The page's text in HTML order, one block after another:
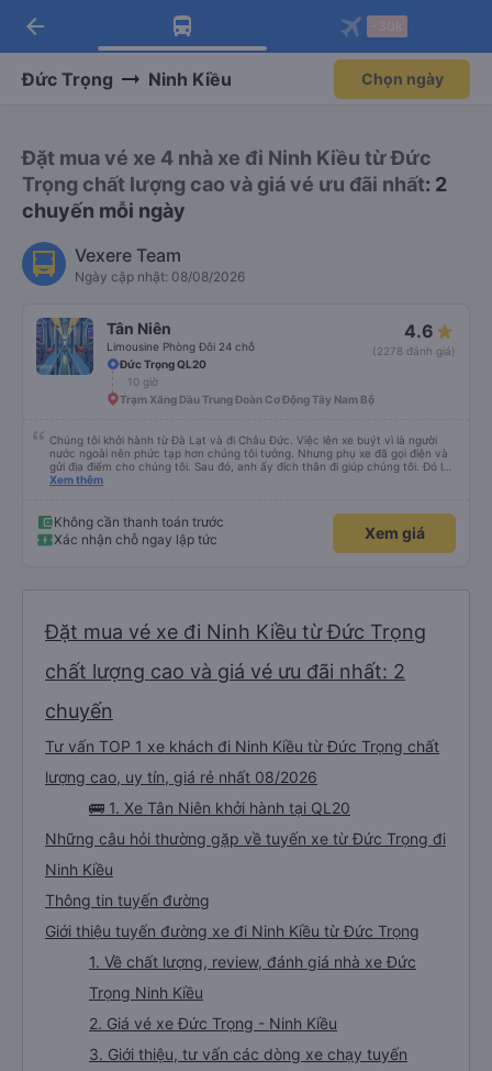
Tải app Vexere ngay!
Nhận ưu đãi thành viên độc
Mở app
Tải app Vexere
-30k/ghế khi đặt vé máy bay qua
Mở app
arrow_back
Đức Trọng Ninh Kiều Chọn ngày
Đặt mua vé xe 4 nhà xe đi Ninh Kiều từ Đức
Trọng chất lượng cao và giá vé ưu đãi nhất: 2
chuyến mỗi ngày
Vexere Team
Ngày cập nhật: 08/08/2026
Tân Niên
Limousine Phòng Đôi 24 chỗ
4.6
(2278 đánh giá)
Đức Trọng QL20
10 giờ
Trạm Xăng Dầu Trung Đoàn Cơ Động Tây Nam Bộ
Chúng tôi khởi hành từ Đà Lạt và đi Châu Đức. Việc lên xe buýt vì là người
nước ngoài nên phức tạp hơn chúng tôi tưởng. Nhưng phụ xe đã gọi điện và
gửi địa điểm cho chúng tôi. Sau đó, anh ấy đích thân đi giúp chúng tôi. Đó là
lần đầu tiên đi xe giường nằm với hai đứa trẻ nhỏ khá thú vị. Chúng tôi không
điểm dừng, họ đánh thức chúng tôi dậy và đảm bảo chúng tôi đã sẵn sàng.
Nhìn chung, đó là một trải nghiệm tốt. Mỗi giường đều có gối và chăn, và đủ
chỗ cho 1 người lớn và 1 trẻ em nằm thoải mái.
Xem thêm
Không cần thanh toán trước
Xác nhận chỗ ngay lập tức
Xem giá
Đặt mua vé xe đi Ninh Kiều từ Đức Trọng
chất lượng cao và giá vé ưu đãi nhất: 2
chuyến
Tư vấn TOP 1 xe khách đi Ninh Kiều từ Đức Trọng chất
lượng cao, uy tín, giá rẻ nhất 08/2026
🚌 1. Xe Tân Niên khởi hành tại QL20
Những câu hỏi thường gặp về tuyến xe từ Đức Trọng đi
Ninh Kiều
Thông tin tuyến đường
Giới thiệu tuyến đường xe đi Ninh Kiều từ Đức Trọng
1. Về chất lượng, review, đánh giá nhà xe Đức
Trọng Ninh Kiều
2. Giá vé xe Đức Trọng - Ninh Kiều
3. Giới thiệu, tư vấn các dòng xe chạy tuyến